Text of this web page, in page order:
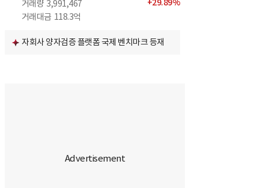
거래량 3,991,467
거래대금 118.3억
+29.89%
자회사 양자검증 플랫폼 국제 벤치마크 등재